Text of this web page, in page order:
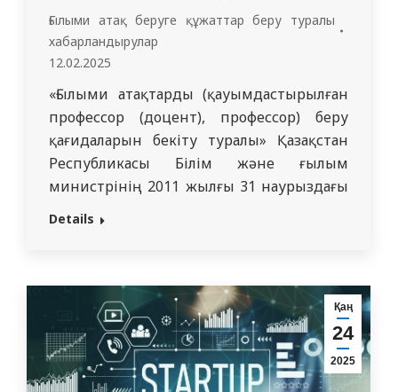
Ғылыми атақ беруге құжаттар беру туралы
хабарландырулар
12.02.2025
«Ғылыми атақтарды (қауымдастырылған
профессор (доцент), профессор) беру
қағидаларын бекіту туралы» Қазақстан
Республикасы Білім және ғылым
министрінің 2011 жылғы 31 наурыздағы
№128 бұйрығына сәйкес толықтырулар
бұйрығына сай «Семей медицина
университеті» КеАҚ өтініш беруші
туралы ақпаратты жариялайды: «Семей
медицина университеті» КеАҚ ішкі
Details
Қаң
24
2025